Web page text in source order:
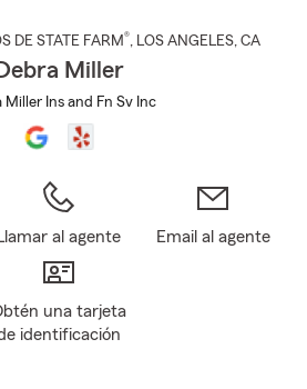
DE STATE FARM®, LOS ANGELES, CA
Debra Miller
Miller Ins and Fn Sv Inc
Llamar al agente Email al agente
una tarjeta
identificación